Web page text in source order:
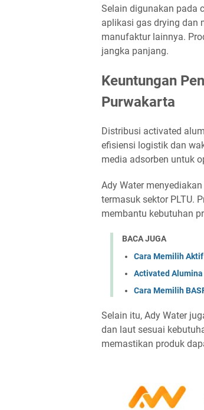
Selain digunakan pada
aplikasi gas drying dan
manufaktur lainnya.
jangka panjang.
Keuntungan
Purwakarta
Distribusi activated
efisiensi logistik dan
media adsorben untuk
Ady Water
termasuk sektor PLTU.
membantu kebutuhan
BACA JUGA
Cara Memilih
Activated
Cara Memilih
Selain itu, Ady Water
dan laut sesuai
memastikan produk